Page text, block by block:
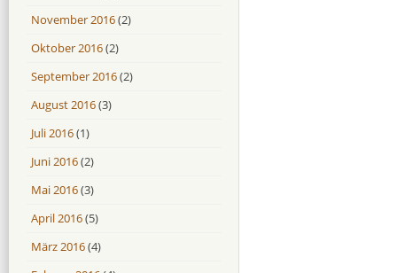
November 2016(2)
Oktober 2016(2)
September 2016(2)
August 2016(3)
Juli 2016(1)
Juni 2016(2)
Mai 2016(3)
April 2016(5)
März 2016(4)